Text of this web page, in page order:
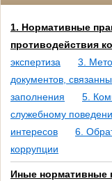
1. Нормативные
противодействия
экспертиза
3.
документов,
заполнения
5.
служебному
интересов
6.
коррупции
Иные нормативные